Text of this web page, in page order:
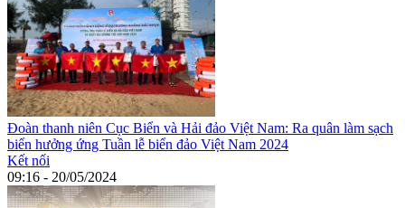
Đoàn thanh niên Cục Biển và Hải đảo Việt Nam: Ra quân làm sạch
biển hưởng ứng Tuần lễ biển đảo Việt Nam 2024
Kết nối
09:16 - 20/05/2024